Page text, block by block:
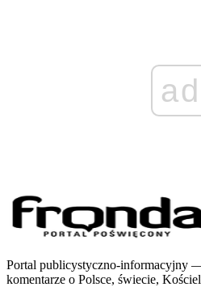
ad
Portal publicystyczno-informacyjny
komentarze o Polsce, świecie,